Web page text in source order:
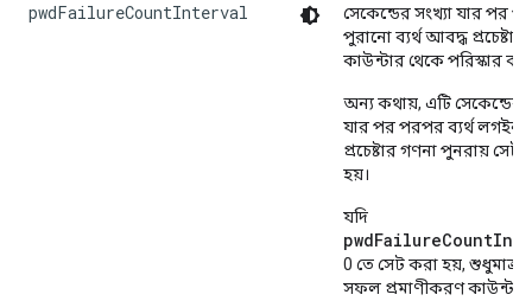
pwdFailureCountInterval
সেকেন্ডের সংখ্যা যার পর
পুরানো ব্যর্থ আবদ্ধ প্রচেষ্টা
কাউন্টার থেকে পরিস্কার
অন্য কথায়, এটি সেকেন্ডের
যার পর পরপর ব্যর্থ লগইন
প্রচেষ্টার গণনা পুনরায় সেট
হয়।
যদি
0 তে সেট করা হয়, শুধুমাত্র
সফল প্রমাণীকরণ